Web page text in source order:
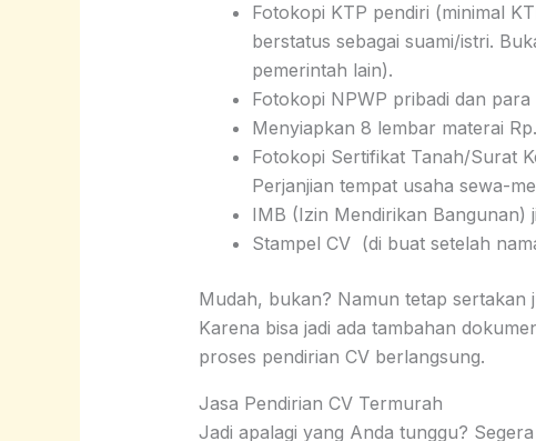
Fotokopi KTP pendiri (minimal
berstatus sebagai suami/istri.
pemerintah lain).
Fotokopi NPWP pribadi dan para
Menyiapkan 8 lembar materai
Fotokopi Sertifikat Tanah/Surat
Perjanjian tempat usaha sewa-
IMB (Izin Mendirikan Bangunan)
Stampel CV (di buat setelah
Mudah, bukan? Namun tetap sertakan
Karena bisa jadi ada tambahan
proses pendirian CV berlangsung.
Jasa Pendirian CV Termurah
Jadi apalagi yang Anda tunggu?